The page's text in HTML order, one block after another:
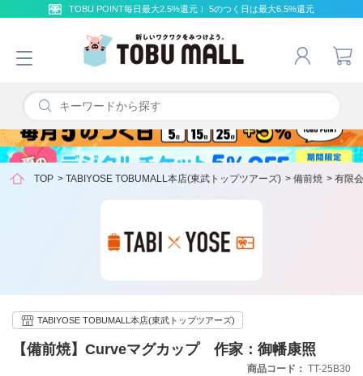
TOBU POINT毎日最大2.5%還元！ 5のつく日は最大6.5%還元
TOP > TABIYOSE TOBUMALL本店(東武トップツアーズ) > 備前焼 > 有限
【備前焼】Curveマグカップ 作家：御幡康照
TABIYOSE TOBUMALL本店(東武トップツアーズ)
商品コード TT-25B30